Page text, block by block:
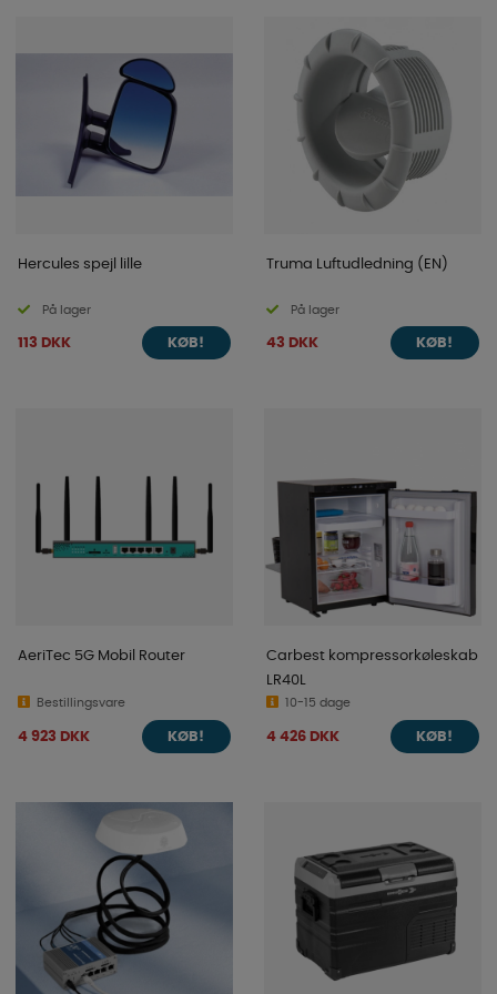
Hercules spejl lille
På lager
113 DKK KØB!
Truma Luftudledning (EN)
På lager
43 DKK KØB!
AeriTec 5G Mobil Router
Bestillingsvare
4 923 DKK KØB!
Carbest kompressorkøleskab
LR40L
10-15 dage
4 426 DKK KØB!